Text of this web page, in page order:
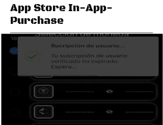
App Store In-App-
Purchase